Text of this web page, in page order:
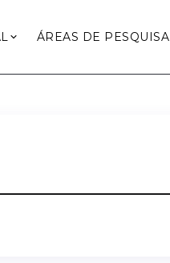
ÁREAS DE PESQUISA